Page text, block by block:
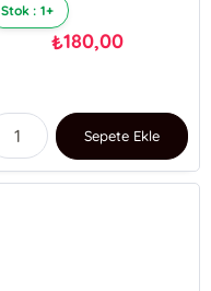
Stok : 1+
₺180,00
Sepete Ekle